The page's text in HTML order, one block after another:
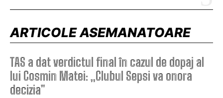
ARTICOLE ASEMANATOARE
TAS a dat verdictul final în cazul de dopaj al
lui Cosmin Matei: „Clubul Sepsi va onora
decizia”